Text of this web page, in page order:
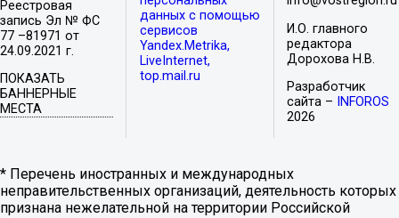
Реестровая
запись Эл № ФС
77 –81971 от
24.09.2021 г.
ПОКАЗАТЬ
БАННЕРНЫЕ
МЕСТА
данных с помощью
сервисов
Yandex.Metrika,
LiveInternet,
top.mail.ru
И.О. главного
редактора
Дорохова Н.В.
Разработчик
сайта –
INFOROS
2026
* Перечень иностранных и международных
неправительственных организаций, деятельность которых
признана нежелательной на территории Российской